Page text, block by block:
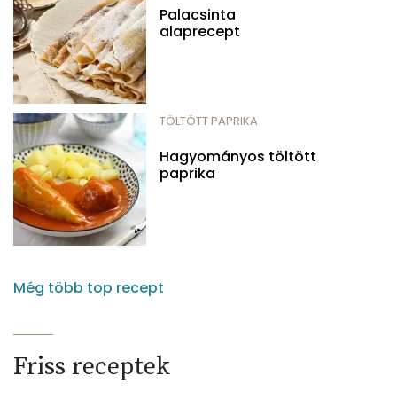
Palacsinta
alaprecept
TÖLTÖTT PAPRIKA
Hagyományos töltött
paprika
Még több top recept
Friss receptek